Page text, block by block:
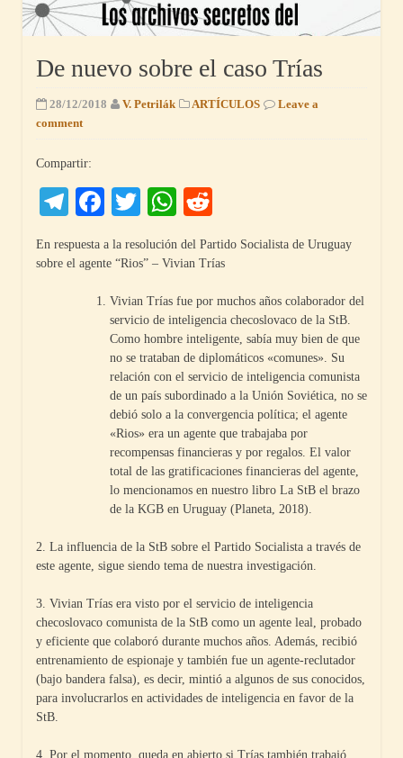
De nuevo sobre el caso Trías
28/12/2018 V. Petrilák ARTÍCULOS
Leave a
comment
Compartir:
Telegram
Facebook
TwitterWhatsApp
En respuesta a la resolución del Partido Socialista de Uruguay
sobre el agente “Rios” – Vivian Trías
Vivian Trías fue por muchos años colaborador del
servicio de inteligencia checoslovaco de la StB.
Como hombre inteligente, sabía muy bien de que
no se trataban de diplomáticos «comunes». Su
relación con el servicio de inteligencia comunista
de un país subordinado a la Unión Soviética, no se
debió solo a la convergencia política; el agente
«Rios» era un agente que trabajaba por
recompensas financieras y por regalos. El valor
total de las gratificaciones financieras del agente,
lo mencionamos en nuestro libro La StB el brazo
de la KGB en Uruguay (Planeta, 2018).
2. La influencia de la StB sobre el Partido Socialista a través de
este agente, sigue siendo tema de nuestra investigación.
3. Vivian Trías era visto por el servicio de inteligencia
checoslovaco comunista de la StB como un agente leal, probado
y eficiente que colaboró durante muchos años. Además, recibió
entrenamiento de espionaje y también fue un agente-reclutador
(bajo bandera falsa), es decir, mintió a algunos de sus conocidos,
para involucrarlos en actividades de inteligencia en favor de la
StB.
4. Por el momento, queda en abierto si Trías también trabajó